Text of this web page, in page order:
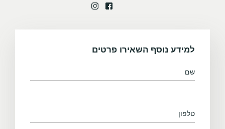
למידע נוסף השאירו פרטים